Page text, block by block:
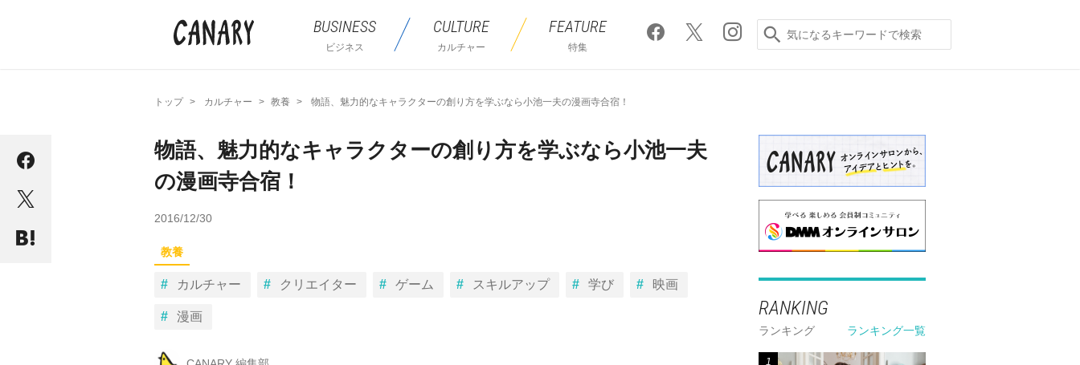
BUSINESS
ビジネス
CULTURE
カルチャー
FEATURE
特集
トップ カルチャー 教養 物語、魅力的なキャラクターの創り方を学ぶなら小池一夫の漫画寺合宿！
物語、魅力的なキャラクターの創り方を学ぶなら小池一夫
の漫画寺合宿！
2016/12/30
教養
カルチャー クリエイター ゲーム スキルアップ 学び 映画
漫画 RANKING
ランキング ランキング一覧
1